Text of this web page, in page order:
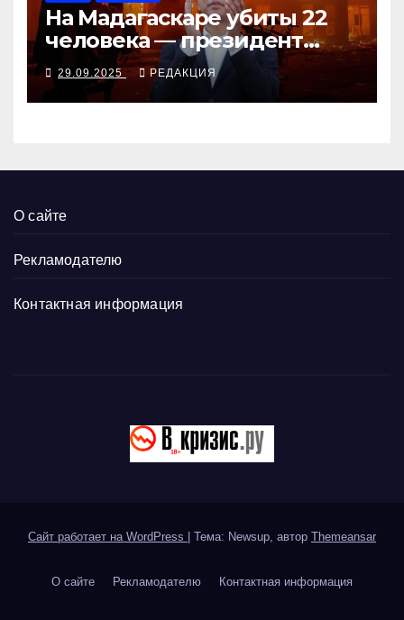
На Мадагаскаре убиты 22
человека — президент
согласен поговорить с
молодёжью
29.09.2025 РЕДАКЦИЯ
О сайте
Рекламодателю
Контактная информация
Сайт работает на WordPress Тема: Newsup, автор Themeansar
О сайте Рекламодателю Контактная информация